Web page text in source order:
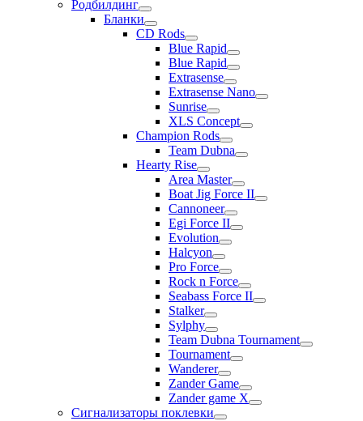
Родбилдинг
Бланки
CD Rods
Blue Rapid
Blue Rapid
Extrasense
Extrasense Nano
Sunrise
XLS Concept
Champion Rods
Team Dubna
Hearty Rise
Area Master
Boat Jig Force II
Cannoneer
Egi Force II
Evolution
Halcyon
Pro Force
Rock n Force
Seabass Force II
Stalker
Sylphy
Team Dubna Tournament
Tournament
Wanderer
Zander Game
Zander game X
Сигнализаторы поклевки